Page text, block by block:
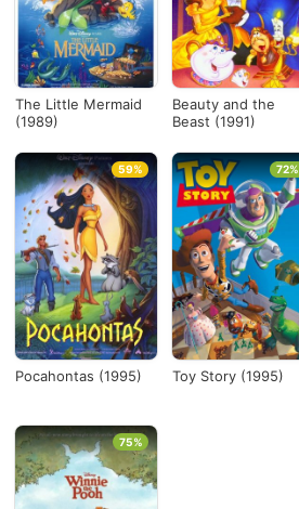
The Little Mermaid
(1989)
Beauty and the
Beast (1991)
Pocahontas (1995)
59%
Toy Story (1995)
72%
75%